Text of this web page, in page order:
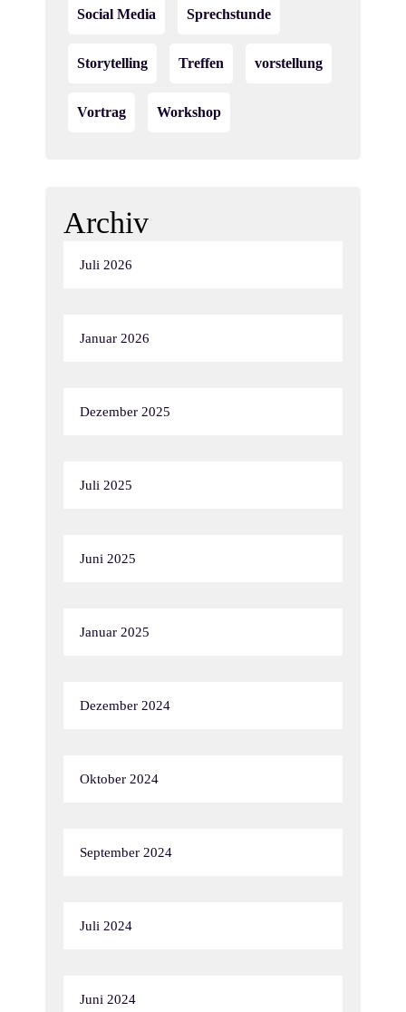
Social Media Sprechstunde
Storytelling Treffen vorstellung
Vortrag Workshop
Archiv
Juli 2026
Januar 2026
Dezember 2025
Juli 2025
Juni 2025
Januar 2025
Dezember 2024
Oktober 2024
September 2024
Juli 2024
Juni 2024